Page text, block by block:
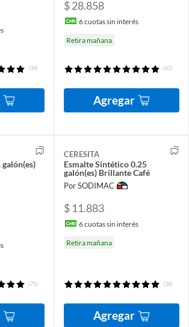
(34)
$ 28.858
6cuotas sin interés
Retira mañana
(61)
Agregar
(75)
CERESITA
Esmalte Sintético 0.25
galón(es) Brillante Café
Por SODIMAC
$ 11.883
6cuotas sin interés
Retira mañana
(38)
Agregar